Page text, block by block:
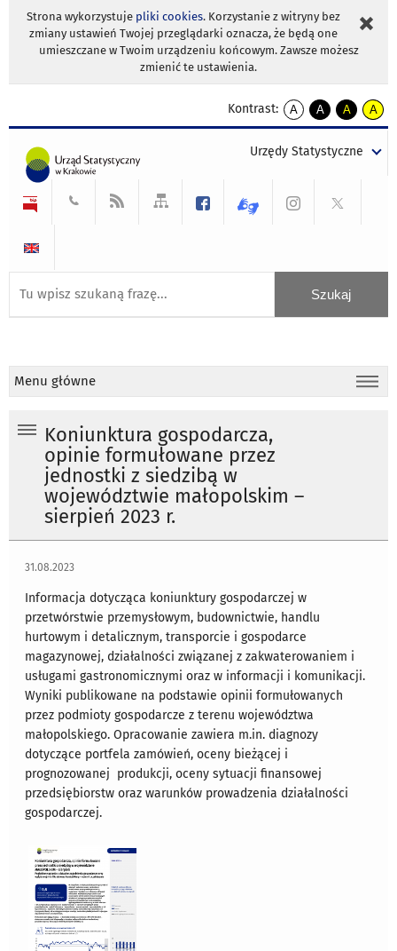
Strona wykorzystuje pliki cookies. Korzystanie z witryny bez
zmiany ustawień Twojej przeglądarki oznacza, że będą one
umieszczane w Twoim urządzeniu końcowym. Zawsze możesz
zmienić te ustawienia.
Kontrast:
A
kontrast
A
kontrast
tekst
czarnym
A
kontrast
tekst
czarnym
A
tekst
żółtym
Urzędy Statystyczne
Menu główne
Koniunktura gospodarcza,
opinie formułowane przez
jednostki z siedzibą w
województwie małopolskim –
sierpień 2023 r.
31.08.2023
Informacja dotycząca koniunktury gospodarczej w
przetwórstwie przemysłowym, budownictwie, handlu
hurtowym i detalicznym, transporcie i gospodarce
magazynowej, działalności związanej z zakwaterowaniem i
usługami gastronomicznymi oraz w informacji i komunikacji.
Wyniki publikowane na podstawie opinii formułowanych
przez podmioty gospodarcze z terenu województwa
małopolskiego. Opracowanie zawiera m.in. diagnozy
dotyczące portfela zamówień, oceny bieżącej i
prognozowanej produkcji, oceny sytuacji finansowej
przedsiębiorstw oraz warunków prowadzenia działalności
gospodarczej.